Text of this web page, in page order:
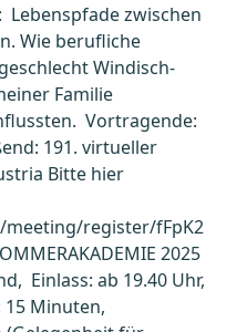
Lebenspfade zwischen
Wie berufliche
Windisch-
Familie
Vortragende:
191. virtueller
Bitte hier
register/fFpK2
2025
Einlass: ab 19.40 Uhr,
15 Minuten,